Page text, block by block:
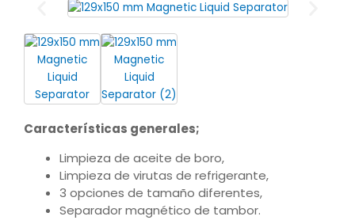
Características generales;
Limpieza de aceite de boro,
Limpieza de virutas de refrigerante,
3 opciones de tamaño diferentes,
Separador magnético de tambor.